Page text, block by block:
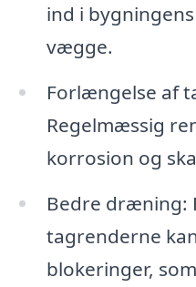
ind i
vægge.
Forlængelse af
Regelmæssig
korrosion og
Bedre dræning:
tagrenderne
blokeringer,